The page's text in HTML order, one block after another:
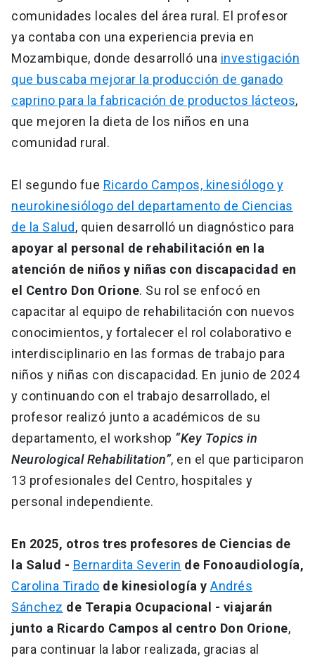
comunidades locales del área rural. El profesor
ya contaba con una experiencia previa en
Mozambique, donde desarrolló una investigación
que buscaba mejorar la producción de ganado
caprino para la fabricación de productos lácteos,
que mejoren la dieta de los niños en una
comunidad rural.
El segundo fue Ricardo Campos, kinesiólogo y
neurokinesiólogo del departamento de Ciencias
de la Salud, quien desarrolló un diagnóstico para
apoyar al personal de rehabilitación en la
atención de niños y niñas con discapacidad en
el Centro Don Orione. Su rol se enfocó en
capacitar al equipo de rehabilitación con nuevos
conocimientos, y fortalecer el rol colaborativo e
interdisciplinario en las formas de trabajo para
niños y niñas con discapacidad. En junio de 2024
y continuando con el trabajo desarrollado, el
profesor realizó junto a académicos de su
departamento, el workshop “Key Topics in
Neurological Rehabilitation”, en el que participaron
13 profesionales del Centro, hospitales y
personal independiente.
En 2025, otros tres profesores de Ciencias de
la Salud - Bernardita Severin de Fonoaudiología,
Carolina Tirado de kinesiología y Andrés
Sánchez de Terapia Ocupacional - viajarán
junto a Ricardo Campos al centro Don Orione,
para continuar la labor realizada, gracias al